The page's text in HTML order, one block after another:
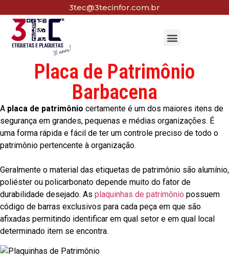
3tec@3tecinfor.com.br
Placa de Patrimônio
Barbacena
A placa de patrimônio certamente é um dos maiores itens de
segurança em grandes, pequenas e médias organizações. É
uma forma rápida e fácil de ter um controle preciso de todo o
patrimônio pertencente à organização.
Geralmente o material das etiquetas de patrimônio são alumínio,
poliéster ou policarbonato depende muito do fator de
durabilidade desejado. As plaquinhas de patrimônio possuem
código de barras exclusivos para cada peça em que são
afixadas permitindo identificar em qual setor e em qual local
determinado item se encontra.